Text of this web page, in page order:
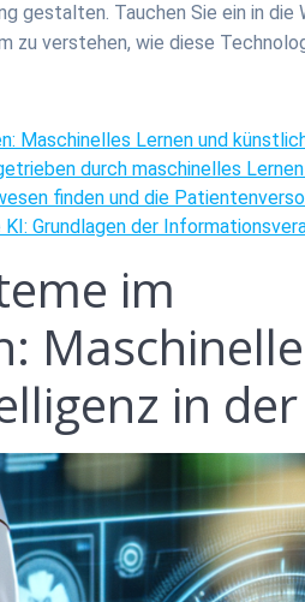
gestalten. Tauchen Sie ein in die
zu verstehen, wie diese
Maschinelles Lernen und
durch maschinelles
finden und die
Grundlagen der
im
in